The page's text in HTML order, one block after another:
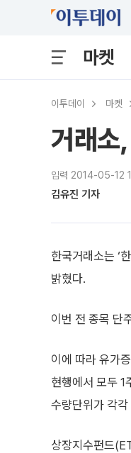
마켓
이투데이 마켓
거래소
입력 2014-05-12
김유진 기자
한국거래소는 ‘
밝혔다.
이번 전 종목 단
이에 따라 유가
현행에서 모두 1
수량단위가 각
상장지수펀드